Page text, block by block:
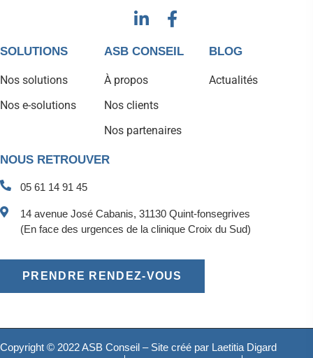
SOLUTIONS
Nos solutions
Nos e-solutions
ASB CONSEIL
À propos
Nos clients
Nos partenaires
BLOG
Actualités
NOUS RETROUVER
05 61 14 91 45
14 avenue José Cabanis, 31130 Quint-fonsegrives
(En face des urgences de la clinique Croix du Sud)
PRENDRE RENDEZ-VOUS
Copyright © 2022 ASB Conseil – Site créé par Laetitia Digard